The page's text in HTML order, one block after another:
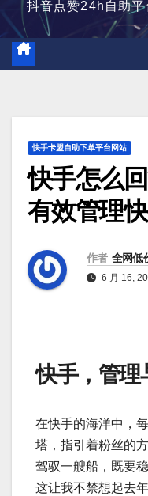
抖音点赞24h自助
快手卡盟自助下单平台网站
快手怎么
有效管理
作者 全网低
6 月 16,
快手，管理
在快手的海洋中，
塔，指引着粉丝的
驾驭一艘船，既要
这让我不禁想起去